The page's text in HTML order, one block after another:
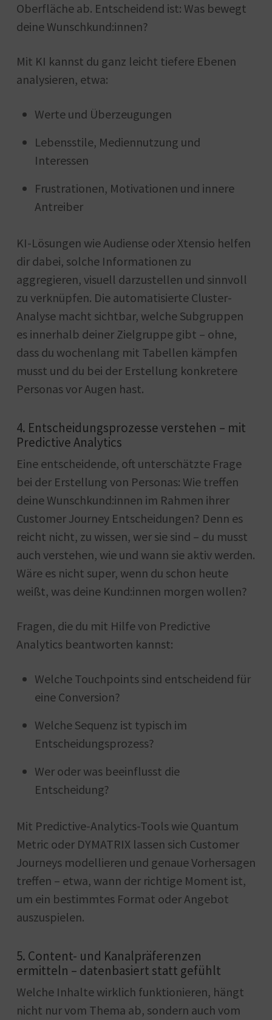
Oberfläche ab. Entscheidend ist: Was bewegt
deine Wunschkund:innen?
Mit KI kannst du ganz leicht tiefere Ebenen
analysieren, etwa:
Werte und Überzeugungen
Lebensstile, Mediennutzung und
Interessen
Frustrationen, Motivationen und innere
Antreiber
KI-Lösungen wie Audiense oder Xtensio helfen
dir dabei, solche Informationen zu
aggregieren, visuell darzustellen und sinnvoll
zu verknüpfen. Die automatisierte Cluster-
Analyse macht sichtbar, welche Subgruppen
es innerhalb deiner Zielgruppe gibt – ohne,
dass du wochenlang mit Tabellen kämpfen
musst und du bei der Erstellung konkretere
Personas vor Augen hast.
4. Entscheidungsprozesse verstehen – mit
Predictive Analytics
Eine entscheidende, oft unterschätzte Frage
bei der Erstellung von Personas: Wie treffen
deine Wunschkund:innen im Rahmen ihrer
Customer Journey Entscheidungen? Denn es
reicht nicht, zu wissen, wer sie sind – du musst
auch verstehen, wie und wann sie aktiv werden.
Wäre es nicht super, wenn du schon heute
weißt, was deine Kund:innen morgen wollen?
Fragen, die du mit Hilfe von Predictive
Analytics beantworten kannst:
Welche Touchpoints sind entscheidend für
eine Conversion?
Welche Sequenz ist typisch im
Entscheidungsprozess?
Wer oder was beeinflusst die
Entscheidung?
Mit Predictive-Analytics-Tools wie Quantum
Metric oder DYMATRIX lassen sich Customer
Journeys modellieren und genaue Vorhersagen
treffen – etwa, wann der richtige Moment ist,
um ein bestimmtes Format oder Angebot
auszuspielen.
5. Content- und Kanalpräferenzen
ermitteln – datenbasiert statt gefühlt
Welche Inhalte wirklich funktionieren, hängt
nicht nur vom Thema ab, sondern auch vom